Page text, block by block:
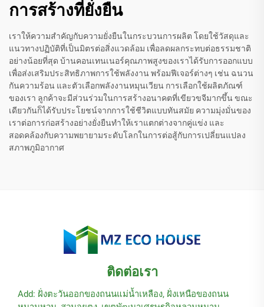
การสร้างที่ยั่งยืน
เราให้ความสำคัญกับความยั่งยืนในกระบวนการผลิต โดยใช้วัสดุและ
แนวทางปฏิบัติที่เป็นมิตรต่อสิ่งแวดล้อม เพื่อลดผลกระทบต่อธรรมชาติ
อย่างน้อยที่สุด บ้านคอนเทนเนอร์คุณภาพสูงของเราได้รับการออกแบบ
เพื่อส่งเสริมประสิทธิภาพการใช้พลังงาน พร้อมฟีเจอร์ต่างๆ เช่น ฉนวน
กันความร้อน และตัวเลือกพลังงานหมุนเวียน การเลือกใช้ผลิตภัณฑ์
ของเรา ลูกค้าจะมีส่วนร่วมในการสร้างอนาคตที่เขียวขจีมากขึ้น ขณะ
เดียวกันก็ได้รับประโยชน์จากการใช้ชีวิตแบบทันสมัย ความมุ่งมั่นของ
เราต่อการก่อสร้างอย่างยั่งยืนทำให้เราแตกต่างจากคู่แข่ง และ
สอดคล้องกับความพยายามระดับโลกในการต่อสู้กับการเปลี่ยนแปลง
สภาพภูมิอากาศ
ติดต่อเรา
Add: ฝั่งตะวันออกของถนนแม่น้ำเหลือง, ฝั่งเหนือของถนน